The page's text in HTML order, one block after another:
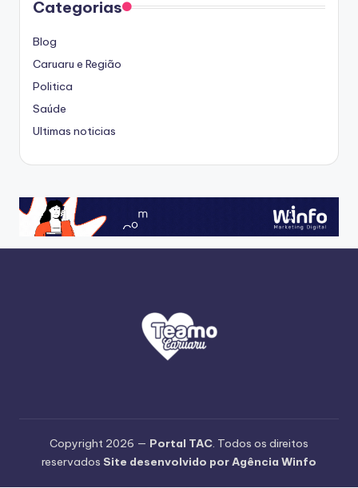
Categorias
Blog
Caruaru e Região
Politica
Saúde
Ultimas noticias
Copyright 2026 — Portal TAC. Todos os direitos
reservados Site desenvolvido por Agência Winfo